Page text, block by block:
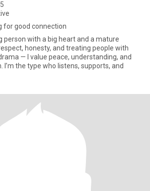
for good connection
person with a big heart and a mature
honesty, and treating people with
— I value peace, understanding, and
the type who listens, supports, and